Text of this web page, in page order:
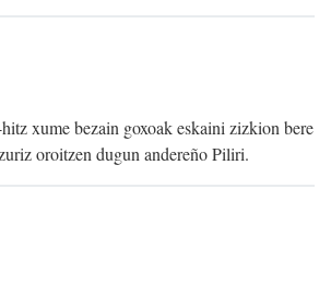
xume bezain goxoak eskaini zizkion bere
oroitzen dugun andereño Piliri.